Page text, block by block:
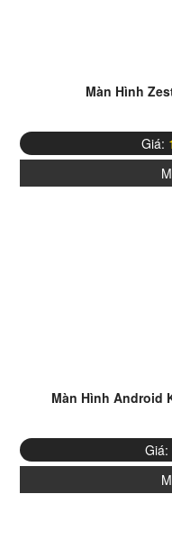
Màn Hình
Giá:
Màn Hình Android
Giá: